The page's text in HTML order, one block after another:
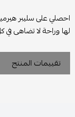
احصلي على سليبر
لها وراحة لا تضاهى
تقييمات المنتج